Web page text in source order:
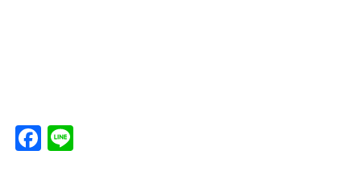
Facebook